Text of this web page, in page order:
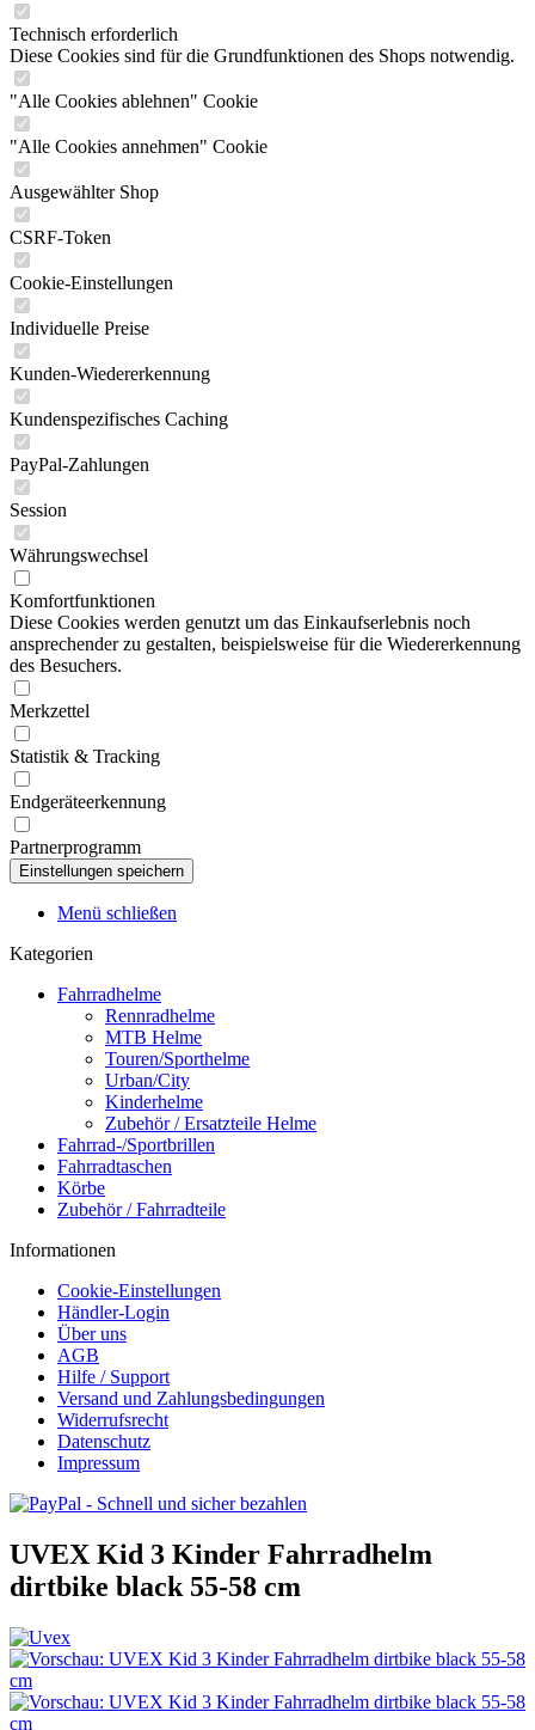
Technisch erforderlich
Diese Cookies sind für die Grundfunktionen des Shops notwendig.
"Alle Cookies ablehnen" Cookie
"Alle Cookies annehmen" Cookie
Ausgewählter Shop
CSRF-Token
Cookie-Einstellungen
Individuelle Preise
Kunden-Wiedererkennung
Kundenspezifisches Caching
PayPal-Zahlungen
Session
Währungswechsel
Komfortfunktionen
Diese Cookies werden genutzt um das Einkaufserlebnis noch
ansprechender zu gestalten, beispielsweise für die Wiedererkennung
des Besuchers.
Merkzettel
Statistik & Tracking
Endgeräteerkennung
Partnerprogramm
Menü schließen
Kategorien
Fahrradhelme
Rennradhelme
MTB Helme
Touren/Sporthelme
Urban/City
Kinderhelme
Zubehör / Ersatzteile Helme
Fahrrad-/Sportbrillen
Fahrradtaschen
Körbe
Zubehör / Fahrradteile
Informationen
Cookie-Einstellungen
Händler-Login
Über uns
AGB
Hilfe / Support
Versand und Zahlungsbedingungen
Widerrufsrecht
Datenschutz
Impressum
UVEX Kid 3 Kinder Fahrradhelm
dirtbike black 55-58 cm